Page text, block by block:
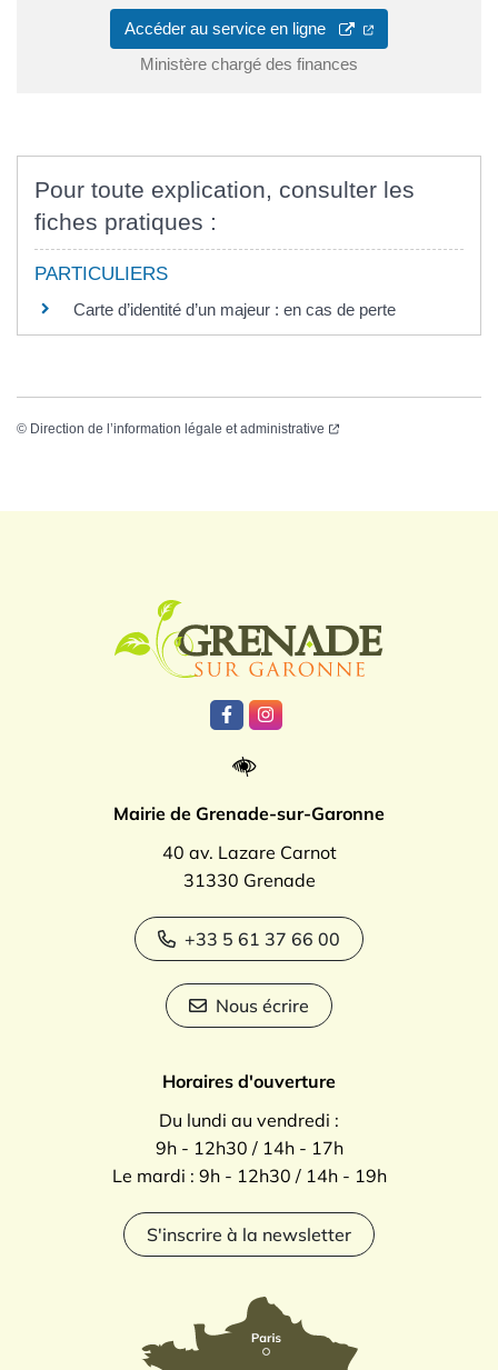
Accéder au service en ligne
Ministère chargé des finances
Pour toute explication, consulter les
fiches pratiques :
PARTICULIERS
Carte d’identité d’un majeur : en cas de perte
© Direction de l’information légale et administrative
Lien vers le compte Facebook
Lien vers le compte
Mairie de Grenade-sur-Garonne
40 av. Lazare Carnot
31330 Grenade
+33 5 61 37 66 00
Nous écrire
Horaires d'ouverture
Du lundi au vendredi :
9h - 12h30 / 14h - 17h
Le mardi : 9h - 12h30 / 14h - 19h
S'inscrire à la newsletter